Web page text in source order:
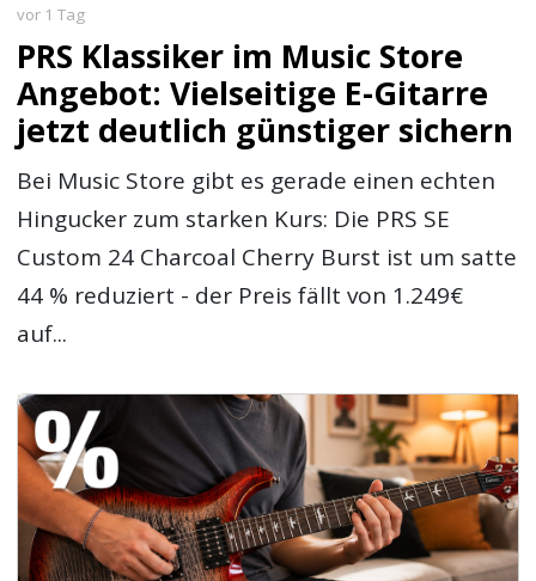
vor 1 Tag
PRS Klassiker im Music Store
Angebot: Vielseitige E-Gitarre
jetzt deutlich günstiger sichern
Bei Music Store gibt es gerade einen echten
Hingucker zum starken Kurs: Die PRS SE
Custom 24 Charcoal Cherry Burst ist um satte
44 % reduziert - der Preis fällt von 1.249€
auf...